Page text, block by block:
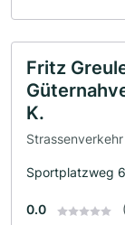
Fritz
K.
Strassenverkehr
Sportplatzweg
0.0